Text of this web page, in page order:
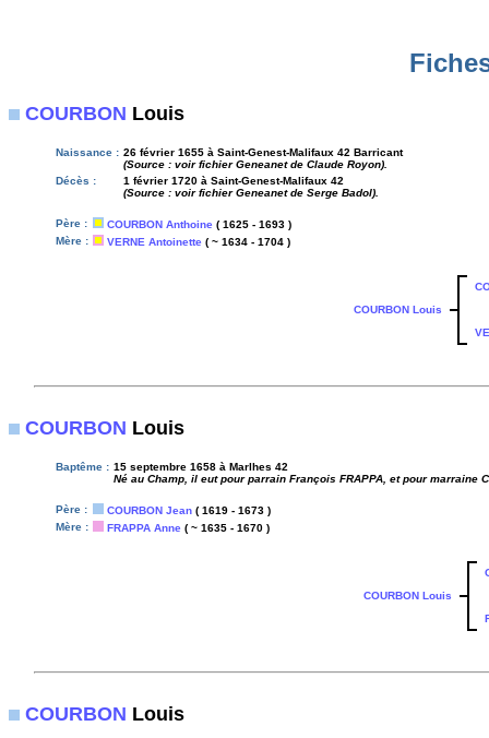
COURBON Louis
Naissance : 26 février 1655 à Saint-Genest-Malifaux 42 Barricant
(Source : voir fichier Geneanet de Claude Royon).
Décès :
1 février 1720 à Saint-Genest-Malifaux 42
(Source : voir fichier Geneanet de Serge Badol).
Père : COURBON Anthoine ( 1625 - 1693 )
Mère :
VERNE Antoinette ( ~ 1634 - 1704 )
COURBON Louis
COURBON Louis
Baptême : 15 septembre 1658 à Marlhes 42
Né au Champ, il eut pour parrain François FRAPPA, et pour marraine
Père : COURBON Jean ( 1619 - 1673 )
Mère :
FRAPPA Anne ( ~ 1635 - 1670 )
COURBON Louis
COURBON Louis